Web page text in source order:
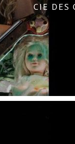
CIE DES